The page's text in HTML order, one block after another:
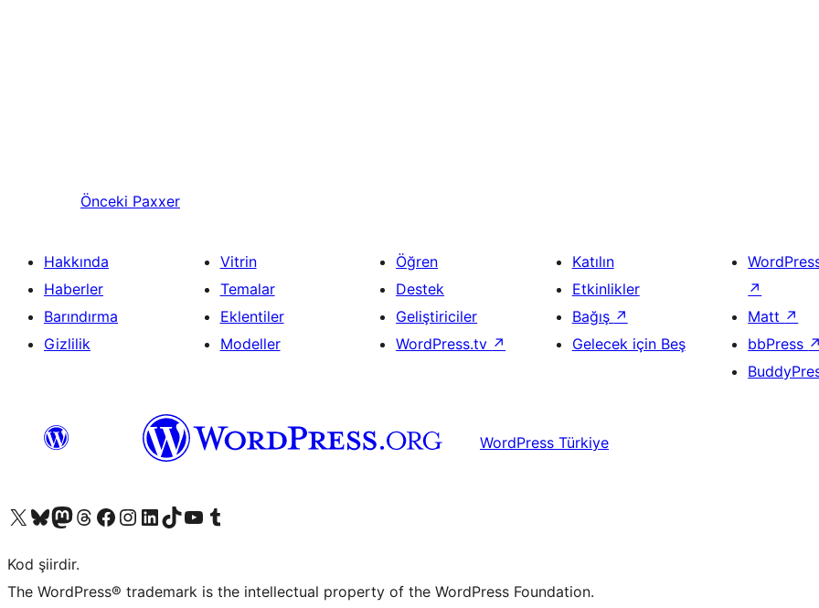
Önceki Paxxer
Hakkında
Haberler
Barındırma
Gizlilik
Vitrin
Temalar
Eklentiler
Modeller
Öğren
Destek
Geliştiriciler
WordPress.tv ↗
Katılın
Etkinlikler
Bağış ↗
Gelecek için Beş
↗
Matt ↗
bbPress ↗
WordPress Türkiye
X (eski Twitter) hesabımıza bakın
Bluesky hesabımızı ziyaret edinMastodon hesabımızı ziyaret edinThreads hesabımızı ziyaret edinFacebook sayfamızı ziyaret edinInstagram hesabımızı ziyaret edinLinkedIn hesabımızı ziyaret edinTikTok hesabımızı ziyaret edinYouTube kanalımızı ziyaret edinTumblr hesabımızı ziyaret edin
Kod şiirdir.
The WordPress® trademark is the intellectual property of the WordPress Foundation.